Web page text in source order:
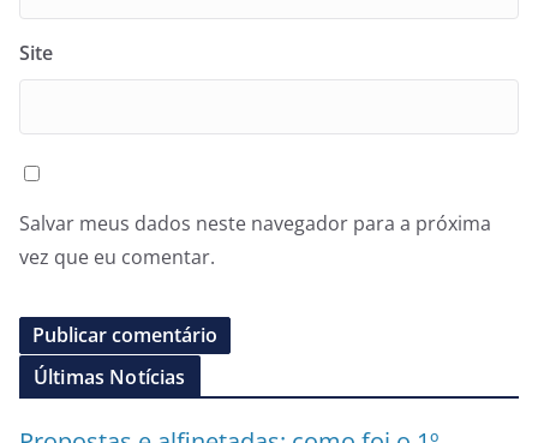
Site
Salvar meus dados neste navegador para a próxima
vez que eu comentar.
Últimas Notícias